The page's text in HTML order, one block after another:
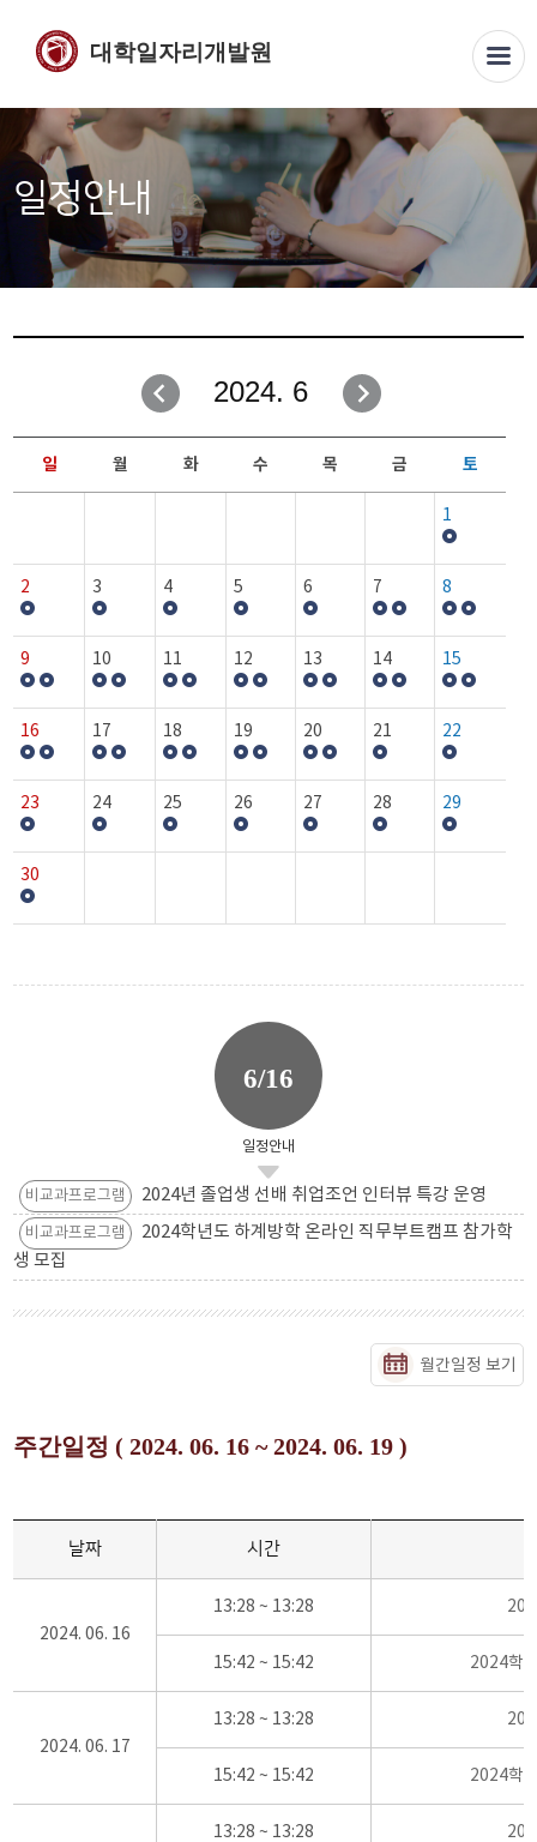
대학일자리개발원
일정안내
2024. 6
일 월 화 수 목 금 토
1
2 3 4 5 6 7 8
9 10 11 12 13 14 15
16 17 18 19 20 21 22
23 24 25 26 27 28 29
30
6/16
일정안내
비교과프로그램 2024년 졸업생 선배 취업조언 인터뷰 특강 운영
비교과프로그램
2024학년도 하계방학 온라인 직무부트캠프 참가학
생 모집
월간일정 보기
주간일정 ( 2024. 06. 16 ~ 2024. 06. 19 )
날짜 시간
2024. 06. 16
13:28 ~ 13:28
15:42 ~ 15:42 2024학
2024. 06. 17
13:28 ~ 13:28
15:42 ~ 15:42 2024학
13:28 ~ 13:28